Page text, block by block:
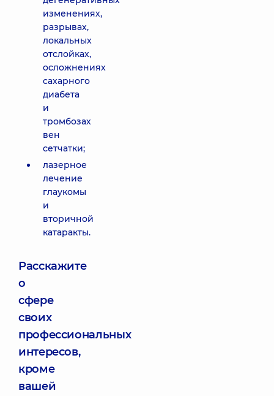
изменениях,
разрывах,
локальных
отслойках,
осложнениях
сахарного
диабета
и
тромбозах
вен
сетчатки;
лазерное
лечение
глаукомы
и
вторичной
катаракты.
Расскажите
о
сфере
своих
профессиональных
интересов,
кроме
вашей